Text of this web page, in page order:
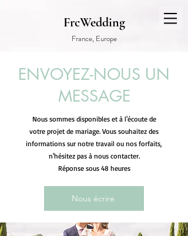
FrcWedding
France, Europe
ENVOYEZ-NOUS UN
MESSAGE
Nous sommes disponibles et à l'écoute de
votre projet de mariage. Vous souhaitez des
informations sur notre travail ou nos forfaits,
n'hésitez pas à nous contacter.
Réponse sous 48 heures
Nous écrire